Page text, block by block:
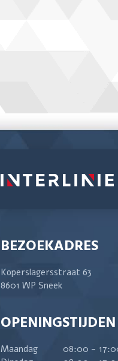
BEZOEKADRES
Koperslagersstraat 63
8601 WP Sneek
OPENINGSTIJDEN
Maandag
08:00 -